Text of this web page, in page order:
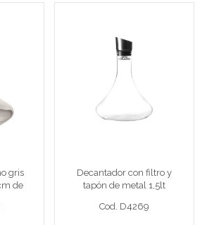
gris
de
gris
de
Decantador con filtro y
tapón de metal 1,5lt
18x25cm vidrio
Cod. D4269
Decantador con filtro y
tapón de metal 1,5lt
Cod. D4269